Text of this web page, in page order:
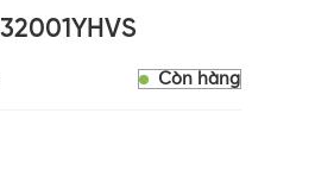
Còn hàng